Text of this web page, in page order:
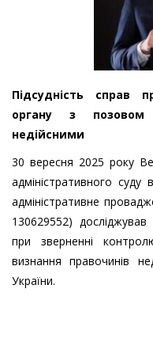
Підсудність справ
органу з позовом
недійсними
30 вересня 2025 року
адміністративного
адміністративне
130629552)
при зверненні
визнання правочинів
України.